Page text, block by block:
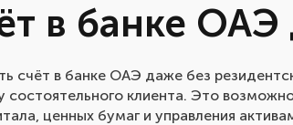
в банке ОАЭ
счёт в банке ОАЭ даже без
состоятельного клиента. Это
ценных бумаг и управления